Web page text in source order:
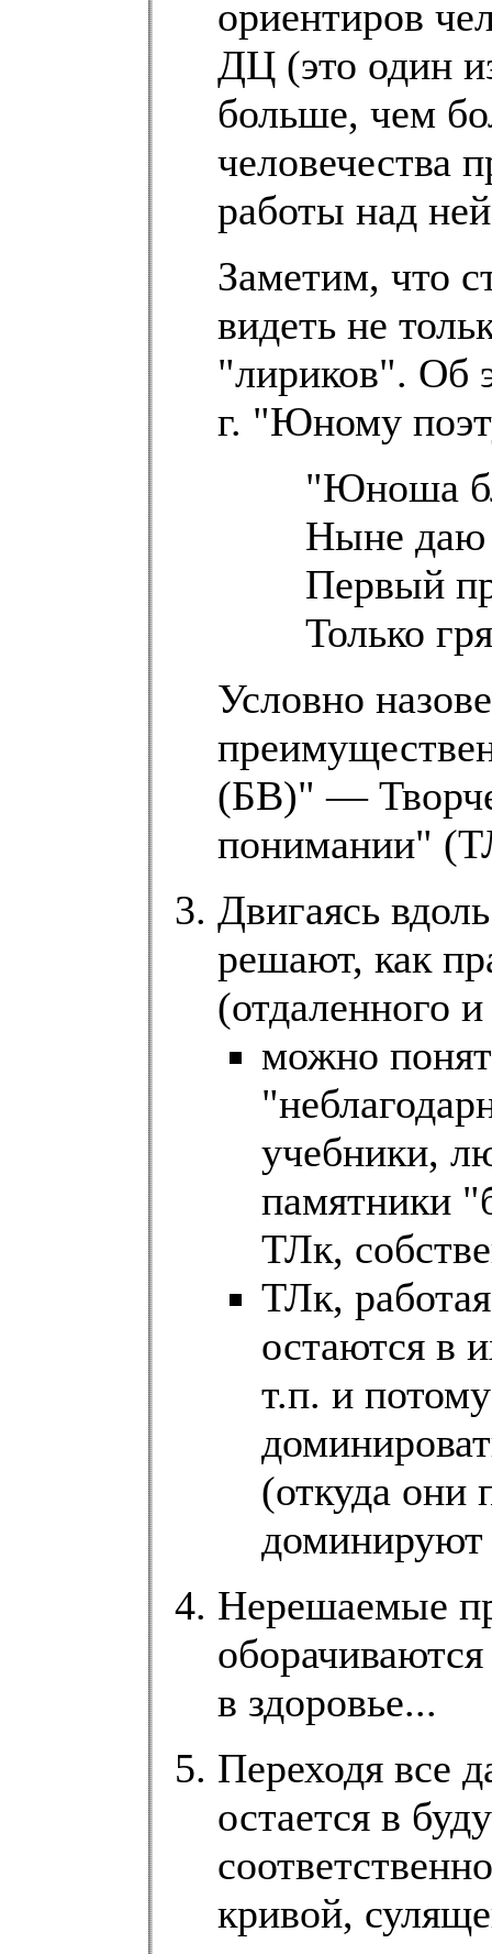
ориентиров
ДЦ (это один
больше, чем
человечества
работы над
Заметим, что
видеть не
"лириков". Об
г. "Юному
"Юноша
Ныне даю
Первый
Только
Условно
(БВ)" —
понимании"
Двигаясь
решают, как
(отдаленного
можно
учебники,
памятники
ТЛк,
ТЛк,
остаются в
т.п. и
(откуда они
Нерешаемые
в здоровье...
Переходя все
остается в
кривой,